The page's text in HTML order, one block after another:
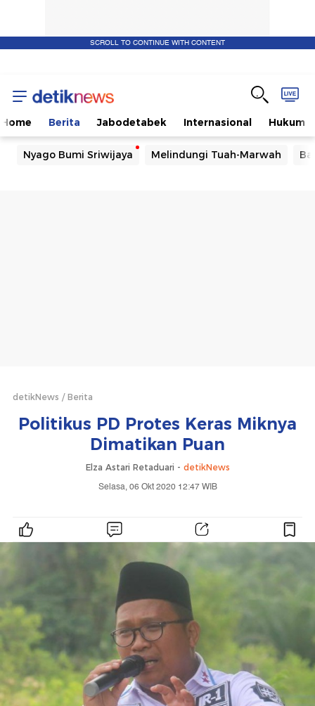
SCROLL TO CONTINUE WITH CONTENT
Home Berita Jabodetabek Internasional Hukum
Nyago Bumi Sriwijaya Melindungi Tuah-Marwah
detikNews Berita
Politikus PD Protes Keras Miknya
Dimatikan Puan
Elza Astari Retaduari - detikNews
Selasa, 06 Okt 2020 12:47 WIB